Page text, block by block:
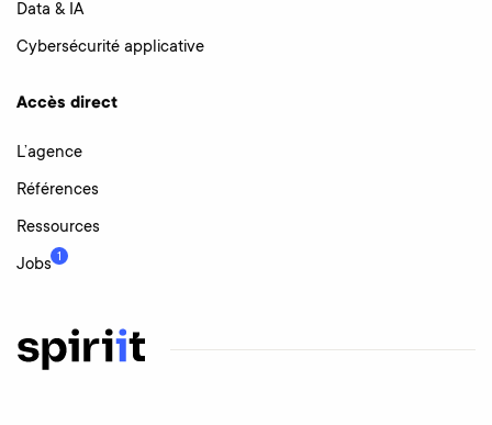
Data & IA
Cybersécurité applicative
Accès direct
L’agence
Références
Ressources
Jobs 1